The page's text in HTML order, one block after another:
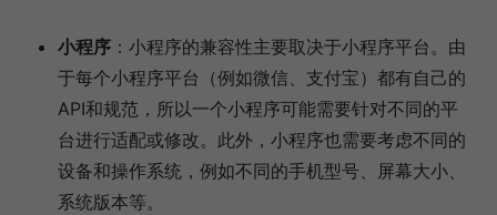
小程序 ：小程序的兼容性主要取决于小程序平台。由
于每个小程序平台（例如微信、支付宝）都有自己的
API和规范，所以一个小程序可能需要针对不同的平
台进行适配或修改。此外，小程序也需要考虑不同的
设备和操作系统，例如不同的手机型号、屏幕大小、
系统版本等。